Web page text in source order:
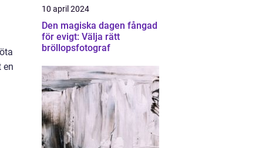
en
10 april 2024
Den magiska dagen fångad
för evigt: Välja rätt
bröllopsfotograf